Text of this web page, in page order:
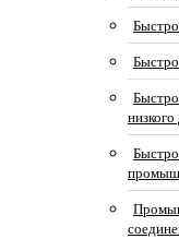
низкого